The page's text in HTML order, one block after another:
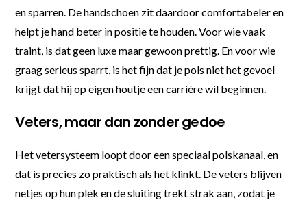
en sparren. De handschoen zit daardoor comfortabeler en
helpt je hand beter in positie te houden. Voor wie vaak
traint, is dat geen luxe maar gewoon prettig. En voor wie
graag serieus sparrt, is het fijn dat je pols niet het gevoel
krijgt dat hij op eigen houtje een carrière wil beginnen.
Veters, maar dan zonder gedoe
Het vetersysteem loopt door een speciaal polskanaal, en
dat is precies zo praktisch als het klinkt. De veters blijven
netjes op hun plek en de sluiting trekt strak aan, zodat je